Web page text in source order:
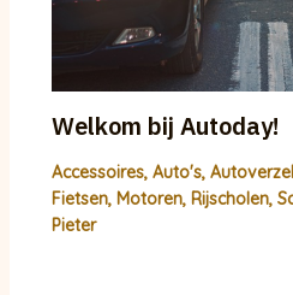
Welkom bij Autoday!
Accessoires, Auto's,
Fietsen, Motoren, Rijscholen,
Pieter